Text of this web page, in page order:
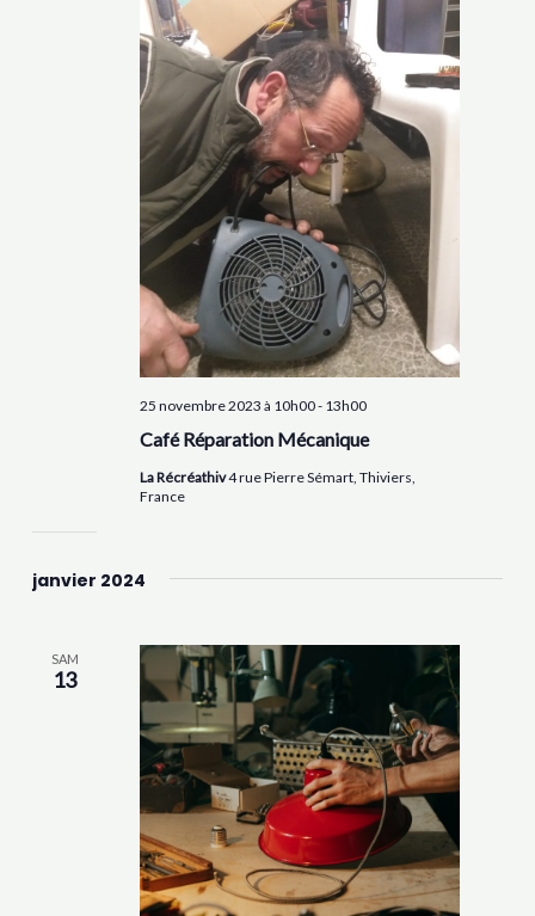
Café Réparation Mécanique
25 novembre 2023 à 10h00- 13h00
La Récréathiv4 rue Pierre Sémart, Thiviers,
France
janvier 2024
SAM
13